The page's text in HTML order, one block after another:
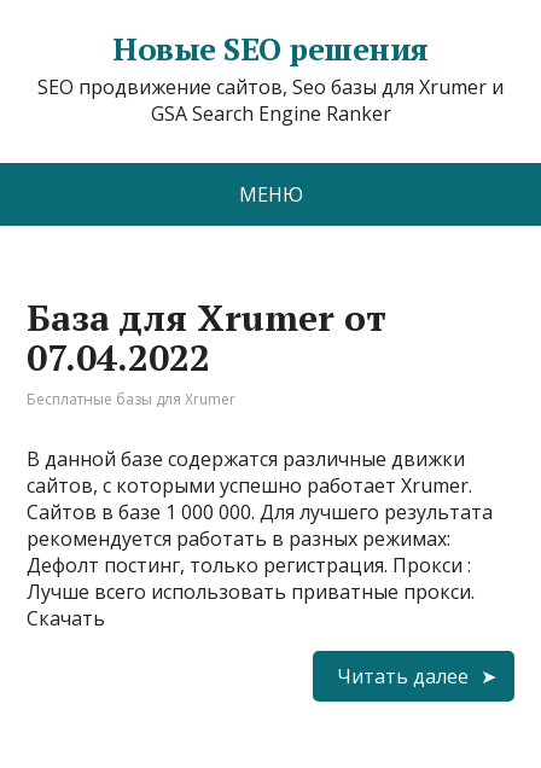
Новые SEO решения
SEO продвижение сайтов, Seo базы для Xrumer и
GSA Search Engine Ranker
МЕНЮ
База для Xrumer от
07.04.2022
Бесплатные базы для Xrumer
В данной базе содержатся различные движки
сайтов, с которыми успешно работает Xrumer.
Сайтов в базе 1 000 000. Для лучшего результата
рекомендуется работать в разных режимах:
Дефолт постинг, только регистрация. Прокси :
Лучше всего использовать приватные прокси.
Скачать
Читать далее